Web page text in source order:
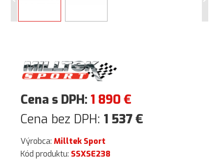
Cena s DPH: 1 890€
Cena bez DPH: 1 537€
Výrobca:Milltek Sport
Kód produktu: SSXSE238